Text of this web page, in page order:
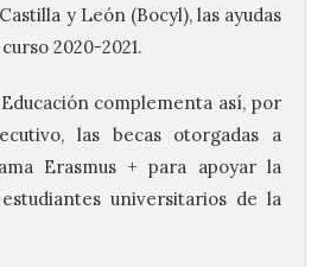
y León (Bocyl), las ayudas
2020-2021.
complementa así, por
las becas otorgadas a
Erasmus + para apoyar la
universitarios de la